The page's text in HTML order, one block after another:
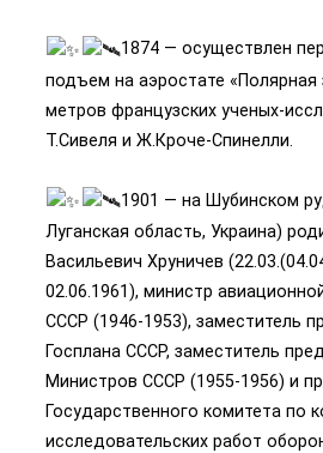
1874 — осуществлен
подъем на аэростате «Полярная
метров французских ученых-
Т.Сивеля и Ж.Кроче-Спинелли.
1901 — на Шубинском
Луганская область, Украина)
Васильевич Хруничев
02.06.1961), министр
СССР (1946-1953), заместитель
Госплана СССР, заместитель
Министров СССР (1955-1956) и
Государственного комитета по
исследовательских работ